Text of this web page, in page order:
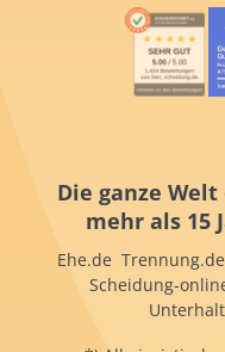
Die ganze
mehr als 15
Ehe.de
Scheidung-